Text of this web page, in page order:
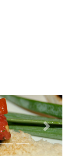
Next